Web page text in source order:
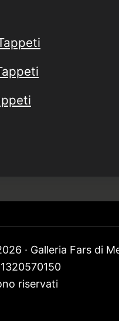
· Galleria Fars di
riservati